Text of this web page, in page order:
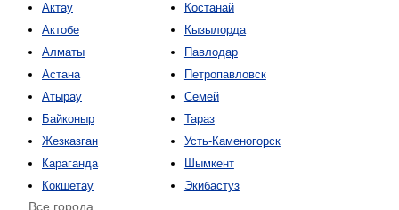
Актау
Актобе
Алматы
Астана
Атырау
Байконыр
Жезказган
Караганда
Кокшетау
Костанай
Кызылорда
Павлодар
Петропавловск
Семей
Тараз
Усть-Каменогорск
Шымкент
Экибастуз
Все города